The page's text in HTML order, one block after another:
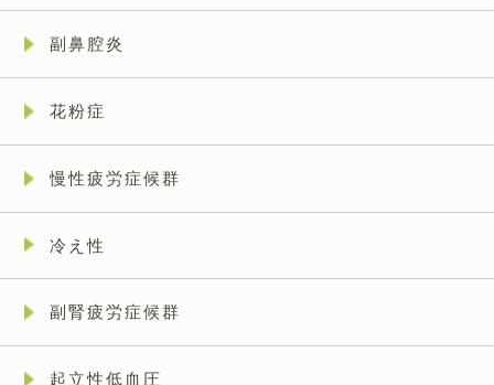
副鼻腔炎
花粉症
慢性疲労症候群
冷え性
副腎疲労症候群
起立性低血圧